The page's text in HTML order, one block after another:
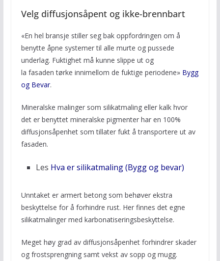
Velg diffusjonsåpent og ikke-brennbart
«En hel bransje stiller seg bak oppfordringen om å
benytte åpne systemer til alle murte og pussede
underlag. Fuktighet må kunne slippe ut og
la fasaden tørke innimellom de fuktige periodene» Bygg
og Bevar.
Mineralske malinger som silikatmaling eller kalk hvor
det er benyttet mineralske pigmenter har en 100%
diffusjonsåpenhet som tillater fukt å transportere ut av
fasaden.
Les Hva er silikatmaling (Bygg og bevar)
Unntaket er armert betong som behøver ekstra
beskyttelse for å forhindre rust. Her finnes det egne
silikatmalinger med karbonatiseringsbeskyttelse.
Meget høy grad av diffusjonsåpenhet forhindrer skader
og frostsprengning samt vekst av sopp og mugg.